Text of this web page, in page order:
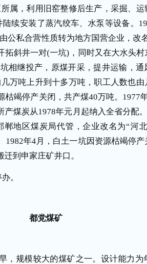
属，利用旧窑整修后生产，采掘、
续安装了蒸汽绞车、水泵等设备。
公私合营性质转为地方国营企业，改
拓斜井一对(一坑)，同时又在大水头
相继投产，原煤开采，提井运输，通
万吨上升到十多万吨，职工人数也由
枯竭停产关闭，共产煤40万吨。1977
煤炭从1978年元月起纳入全省分配。
地区煤炭局代管，企业改名为“河北
1982年4月，白土一坑因资源枯竭停
到申家庄矿井口。
。
都党煤矿
，规模较大的煤矿之一。设计能力为